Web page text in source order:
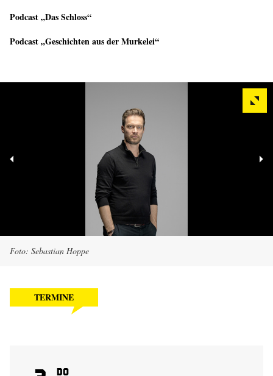
Podcast „Das Schloss“
Podcast „Geschichten aus der Murkelei“
Foto: Sebastian Hoppe
TERMINE
Do